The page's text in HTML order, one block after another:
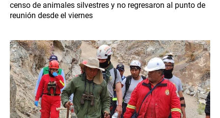
censo de animales silvestres y no regresaron al punto de
reunión desde el viernes